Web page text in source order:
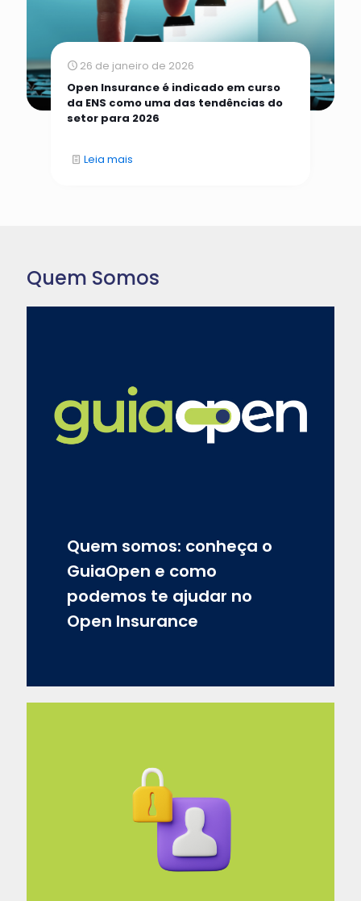
26 de janeiro de 2026
Open Insurance é indicado em curso
da ENS como uma das tendências do
setor para 2026
Leia mais
Quem Somos
Quem somos: conheça o
GuiaOpen e como
podemos te ajudar no
Open Insurance